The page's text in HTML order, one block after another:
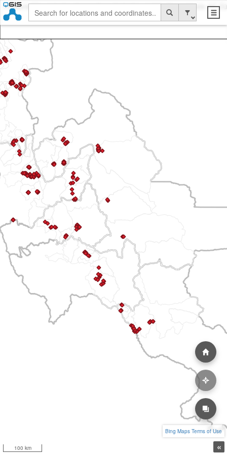
«
100 km
Bing Maps Terms of Use